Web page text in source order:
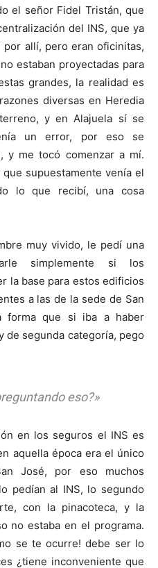
el señor Fidel Tristán, que
del INS, que ya
por allí, pero eran oficinitas,
estaban proyectadas para
grandes, la realidad es
diversas en Heredia
y en Alajuela sí se
un error, por eso se
y me tocó comenzar a mí.
supuestamente venía el
lo que recibí, una cosa
muy vivido, le pedí una
simplemente si los
la base para estos edificios
a las de la sede de San
forma que si iba a haber
de segunda categoría, pego
eso?»
en los seguros el INS es
aquella época era el único
José, por eso muchos
pedían al INS, lo segundo
con la pinacoteca, y la
no estaba en el programa.
se te ocurre! debe ser lo
¿tiene inconveniente que